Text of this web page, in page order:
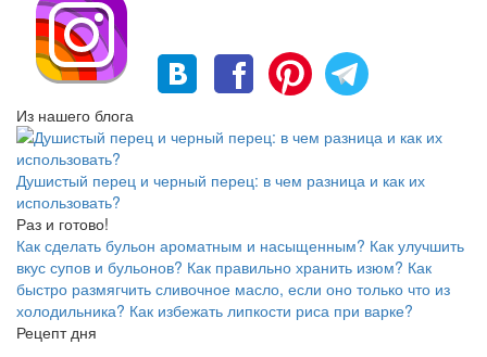
Из нашего блога
Душистый перец и черный перец: в чем разница и как их
использовать?
Раз и готово!
Как сделать бульон ароматным и насыщенным? Как улучшить
вкус супов и бульонов? Как правильно хранить изюм? Как
быстро размягчить сливочное масло, если оно только что из
холодильника? Как избежать липкости риса при варке?
Рецепт дня